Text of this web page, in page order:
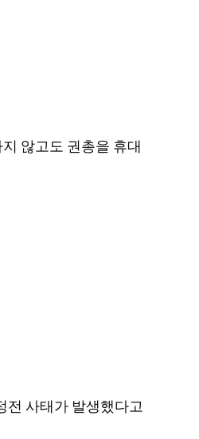
않고도 권총을 휴대
전 사태가 발생했다고